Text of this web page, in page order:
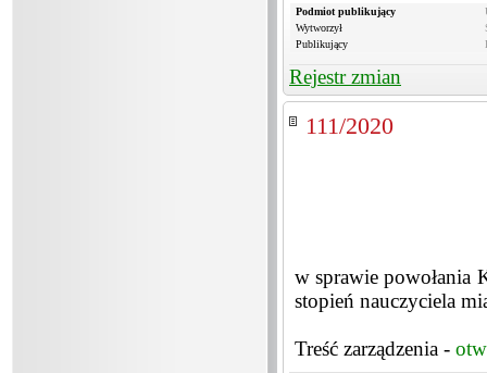
Podmiot publikujący
Wytworzył
Publikujący
Rejestr zmian
111/2020
w sprawie powołania
stopień nauczyciela
Treść zarządzenia -